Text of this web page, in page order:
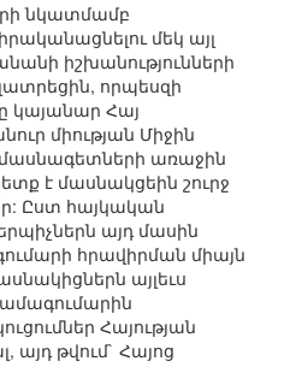
նկատմամբ
մեկ այլ
իշխանությունների
որպեսզի
կայանար Հայ
միության Միջին
առաջին
է մասնակցեին շուրջ
Ըստ հայկական
այդ մասին
հրավիրման միայն
այլեւս
Հայության
այդ թվում` Հայոց